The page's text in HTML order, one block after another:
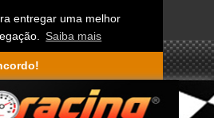
entregar uma melhor
Saiba mais